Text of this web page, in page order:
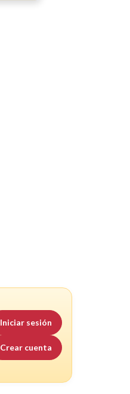
Iniciar sesión
Crear cuenta